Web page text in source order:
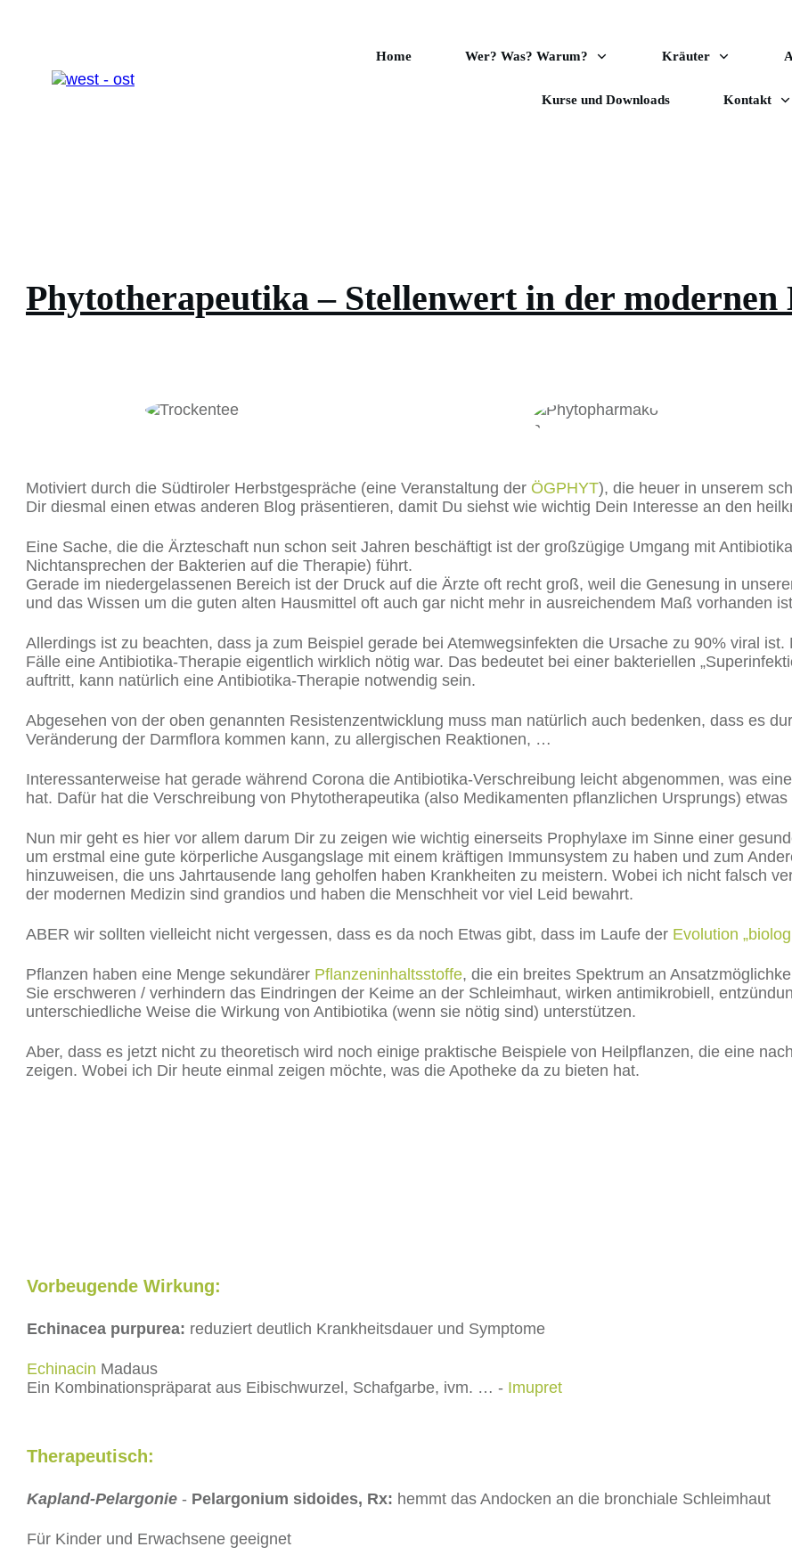
Home Wer? Was? Warum? Kräuter
Kurse und Downloads Kontakt
Phytotherapeutika – Stellenwert in der modernen
Motiviert durch die Südtiroler Herbstgespräche (eine Veranstaltung der ÖGPHYT), die heuer in unserem
Dir diesmal einen etwas anderen Blog präsentieren, damit Du siehst wie wichtig Dein Interesse an den
Eine Sache, die die Ärzteschaft nun schon seit Jahren beschäftigt ist der großzügige Umgang mit
Nichtansprechen der Bakterien auf die Therapie) führt.
Gerade im niedergelassenen Bereich ist der Druck auf die Ärzte oft recht groß, weil die Genesung in
und das Wissen um die guten alten Hausmittel oft auch gar nicht mehr in ausreichendem Maß vorhanden
Allerdings ist zu beachten, dass ja zum Beispiel gerade bei Atemwegsinfekten die Ursache zu 90% viral
Fälle eine Antibiotika-Therapie eigentlich wirklich nötig war. Das bedeutet bei einer bakteriellen
auftritt, kann natürlich eine Antibiotika-Therapie notwendig sein.
Abgesehen von der oben genannten Resistenzentwicklung muss man natürlich auch bedenken, dass es
Veränderung der Darmflora kommen kann, zu allergischen Reaktionen, …
Interessanterweise hat gerade während Corona die Antibiotika-Verschreibung leicht abgenommen, was
hat. Dafür hat die Verschreibung von Phytotherapeutika (also Medikamenten pflanzlichen Ursprungs)
Nun mir geht es hier vor allem darum Dir zu zeigen wie wichtig einerseits Prophylaxe im Sinne einer
um erstmal eine gute körperliche Ausgangslage mit einem kräftigen Immunsystem zu haben und zum
hinzuweisen, die uns Jahrtausende lang geholfen haben Krankheiten zu meistern. Wobei ich nicht falsch
der modernen Medizin sind grandios und haben die Menschheit vor viel Leid bewahrt.
ABER wir sollten vielleicht nicht vergessen, dass es da noch Etwas gibt, dass im Laufe der Evolution
Pflanzen haben eine Menge sekundärer Pflanzeninhaltsstoffe, die ein breites Spektrum an
Sie erschweren / verhindern das Eindringen der Keime an der Schleimhaut, wirken antimikrobiell,
unterschiedliche Weise die Wirkung von Antibiotika (wenn sie nötig sind) unterstützen.
Aber, dass es jetzt nicht zu theoretisch wird noch einige praktische Beispiele von Heilpflanzen, die eine
zeigen. Wobei ich Dir heute einmal zeigen möchte, was die Apotheke da zu bieten hat.
Vorbeugende Wirkung:
Echinacea purpurea: reduziert deutlich Krankheitsdauer und Symptome
Echinacin Madaus
Ein Kombinationspräparat aus Eibischwurzel, Schafgarbe, ivm. … - Imupret
Therapeutisch:
Kapland-Pelargonie - Pelargonium sidoides, Rx: hemmt das Andocken an die bronchiale Schleimhaut
Für Kinder und Erwachsene geeignet